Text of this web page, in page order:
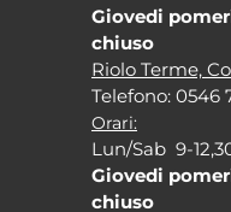
Giovedi
chiuso
Riolo Terme,
Telefono: 0546
Orari:
Lun/Sab 9-
Giovedi
chiuso